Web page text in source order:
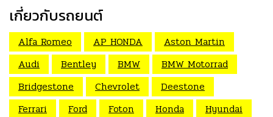
เกี่ยวกับรถยนต์
Alfa Romeo AP HONDA
Aston Martin
Audi
Bentley BMW
BMW Motorrad
Bridgestone
Chevrolet
Deestone
Ferrari
Ford Foton Honda
Hyundai